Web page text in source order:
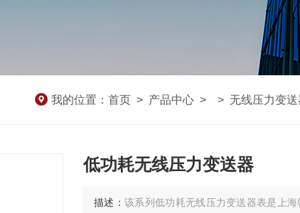
我的位置： 首页 > 产品中心 > > 无线压力变送
低功耗无线压力变送器
描述：该系列低功耗无线压力变送器表是上